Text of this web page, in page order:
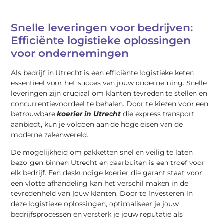
Snelle leveringen voor bedrijven:
Efficiënte logistieke oplossingen
voor ondernemingen
Als bedrijf in Utrecht is een efficiënte logistieke keten
essentieel voor het succes van jouw onderneming. Snelle
leveringen zijn cruciaal om klanten tevreden te stellen en
concurrentievoordeel te behalen. Door te kiezen voor een
betrouwbarekoerier in Utrecht die express transport
aanbiedt, kun je voldoen aan de hoge eisen van de
moderne zakenwereld.
De mogelijkheid om pakketten snel en veilig te laten
bezorgen binnen Utrecht en daarbuiten is een troef voor
elk bedrijf. Een deskundige koerier die garant staat voor
een vlotte afhandeling kan het verschil maken in de
tevredenheid van jouw klanten. Door te investeren in
deze logistieke oplossingen, optimaliseer je jouw
bedrijfsprocessen en versterk je jouw reputatie als